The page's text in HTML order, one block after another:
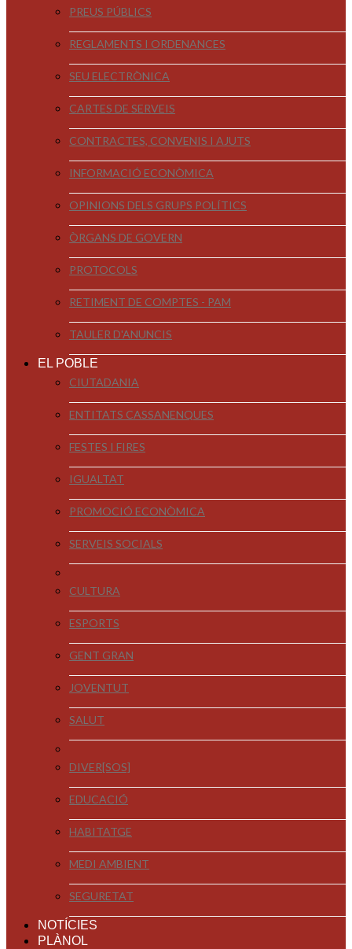
PREUS PÚBLICS
REGLAMENTS I ORDENANCES
SEU ELECTRÒNICA
CARTES DE SERVEIS
CONTRACTES, CONVENIS I AJUTS
INFORMACIÓ ECONÒMICA
OPINIONS DELS GRUPS POLÍTICS
ÒRGANS DE GOVERN
PROTOCOLS
RETIMENT DE COMPTES - PAM
TAULER D'ANUNCIS
EL POBLE
CIUTADANIA
ENTITATS CASSANENQUES
FESTES I FIRES
IGUALTAT
PROMOCIÓ ECONÒMICA
SERVEIS SOCIALS
CULTURA
ESPORTS
GENT GRAN
JOVENTUT
SALUT
DIVER[SOS]
EDUCACIÓ
HABITATGE
MEDI AMBIENT
SEGURETAT
NOTÍCIES
PLÀNOL